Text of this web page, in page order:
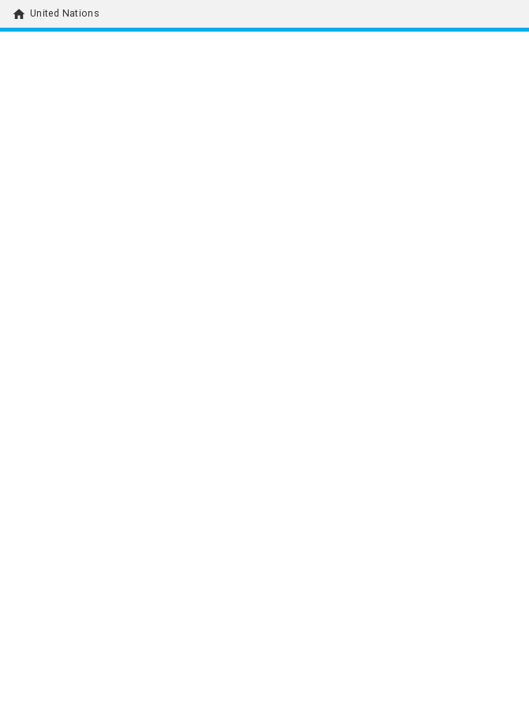
home United Nations